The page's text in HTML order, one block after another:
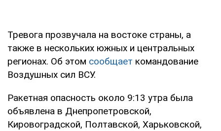
Тревога прозвучала на востоке страны, а
также в нескольких южных и центральных
регионах. Об этом сообщает командование
Воздушных сил ВСУ.
Ракетная опасность около 9:13 утра была
объявлена в Днепропетровской,
Кировоградской, Полтавской, Харьковской,